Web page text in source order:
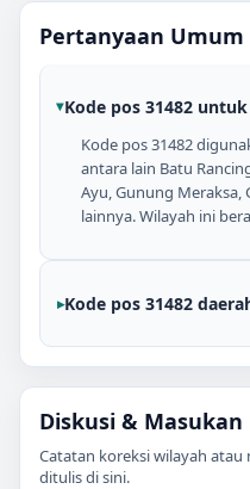
Pertanyaan Umum
Kode pos 31482
Kode pos 31482
antara lain Batu
Ayu, Gunung Meraksa,
lainnya. Wilayah ini
Kode pos 31482
Diskusi & Masukan
Catatan koreksi wilayah
ditulis di sini.